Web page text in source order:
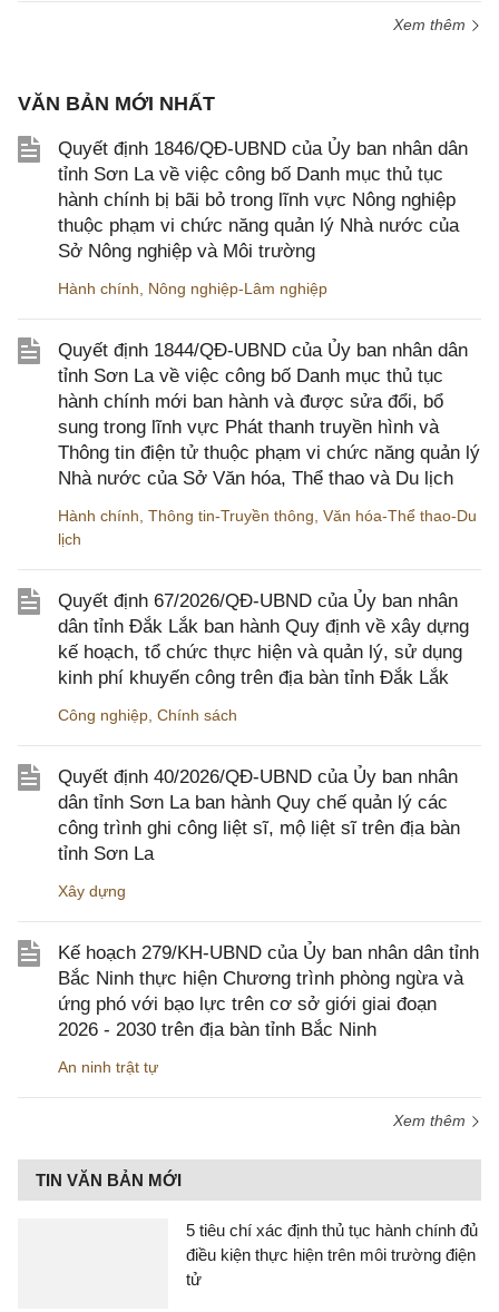
Xem thêm
VĂN BẢN MỚI NHẤT
Quyết định 1846/QĐ-UBND của Ủy ban nhân dân
tỉnh Sơn La về việc công bố Danh mục thủ tục
hành chính bị bãi bỏ trong lĩnh vực Nông nghiệp
thuộc phạm vi chức năng quản lý Nhà nước của
Sở Nông nghiệp và Môi trường
Hành chính Nông nghiệp-Lâm nghiệp
Quyết định 1844/QĐ-UBND của Ủy ban nhân dân
tỉnh Sơn La về việc công bố Danh mục thủ tục
hành chính mới ban hành và được sửa đổi, bổ
sung trong lĩnh vực Phát thanh truyền hình và
Thông tin điện tử thuộc phạm vi chức năng quản lý
Nhà nước của Sở Văn hóa, Thể thao và Du lịch
Hành chính Thông tin-Truyền thông Văn hóa-Thể thao-Du
lịch
Quyết định 67/2026/QĐ-UBND của Ủy ban nhân
dân tỉnh Đắk Lắk ban hành Quy định về xây dựng
kế hoạch, tổ chức thực hiện và quản lý, sử dụng
kinh phí khuyến công trên địa bàn tỉnh Đắk Lắk
Công nghiệp Chính sách
Quyết định 40/2026/QĐ-UBND của Ủy ban nhân
dân tỉnh Sơn La ban hành Quy chế quản lý các
công trình ghi công liệt sĩ, mộ liệt sĩ trên địa bàn
tỉnh Sơn La
Xây dựng
Kế hoạch 279/KH-UBND của Ủy ban nhân dân tỉnh
Bắc Ninh thực hiện Chương trình phòng ngừa và
ứng phó với bạo lực trên cơ sở giới giai đoạn
2026 - 2030 trên địa bàn tỉnh Bắc Ninh
An ninh trật tự
Xem thêm
TIN VĂN BẢN MỚI
5 tiêu chí xác định thủ tục hành chính đủ
điều kiện thực hiện trên môi trường điện
tử